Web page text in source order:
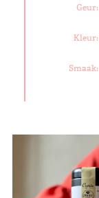
Geur:
Kleur:
Smaak: